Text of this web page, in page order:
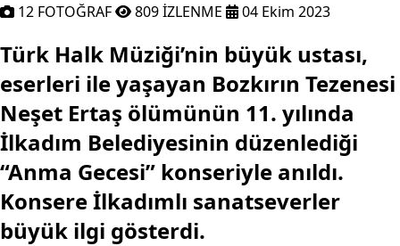
12 FOTOĞRAF 809 İZLENME 04 Ekim 2023
Türk Halk Müziği’nin büyük ustası,
eserleri ile yaşayan Bozkırın Tezenesi
Neşet Ertaş ölümünün 11. yılında
İlkadım Belediyesinin düzenlediği
“Anma Gecesi” konseriyle anıldı.
Konsere İlkadımlı sanatseverler
büyük ilgi gösterdi.